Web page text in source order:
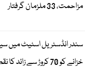
مزاحمت، 33 ملزمان گرفتار
سندر انڈسٹریل اسٹیٹ میں
خزانے کو 70 کروڑ سے زائد کا نقصان